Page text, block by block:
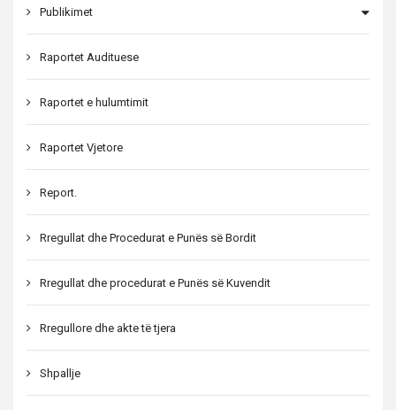
Publikimet
Raportet Audituese
Raportet e hulumtimit
Raportet Vjetore
Report.
Rregullat dhe Procedurat e Punës së Bordit
Rregullat dhe procedurat e Punës së Kuvendit
Rregullore dhe akte të tjera
Shpallje